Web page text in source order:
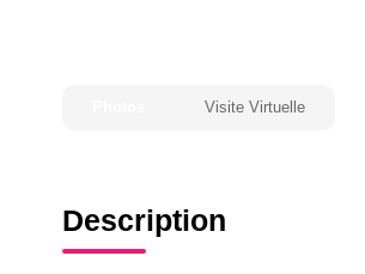
Visite Virtuelle
Description